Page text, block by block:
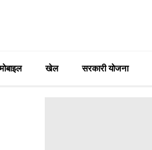
खेल सरकारी योजना